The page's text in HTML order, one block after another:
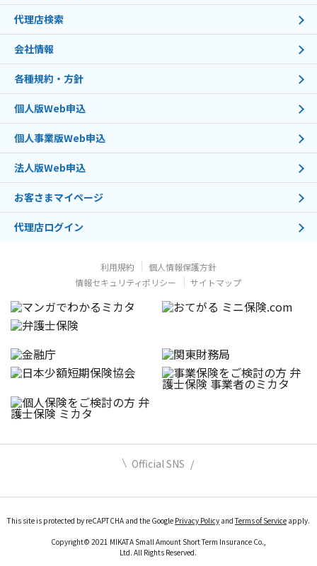
代理店検索
会社情報
各種規約・方針
個人版Web申込
個人事業版Web申込
法人版Web申込
お客さまマイページ
代理店ログイン
利用規約
個人情報保護方針
情報セキュリティポリシー
サイトマップ
Official SNS
This site is protected by reCAPTCHA and the Google Privacy Policy andTerms of Service apply.
Copyright© 2021 MIKATA Small Amount Short Term Insurance Co.,
Ltd. All Rights Reserved.